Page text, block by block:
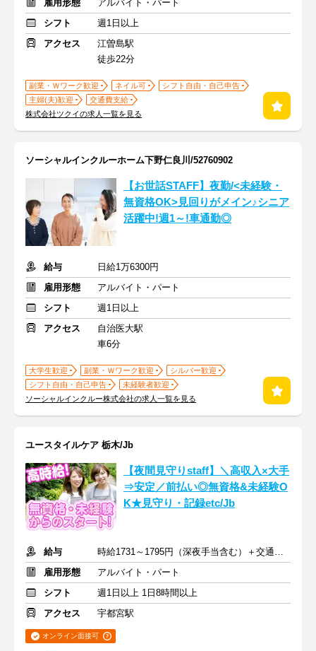
雇用形態
アルバイト・パート
シフト
週1日以上
アクセス
江曽島駅
徒歩22分
副業・Ｗワーク歓迎 ネイル可
シフト自由・自己申告
主婦(夫)歓迎
交通費支給
株式会社ツクイの求人一覧を見る
ソーシャルインクルーホーム下野仁良川/52760902
【お世話STAFF】夜勤/<未経験・
無資格OK>見回りがメイン♪シニア
活躍中!週1～!車通勤◎
給与
日給1万6300円
雇用形態
アルバイト・パート
シフト
週1日以上
アクセス
自治医大駅
車6分
大学生歓迎 副業・Ｗワーク歓迎
シルバー歓迎
シフト自由・自己申告
未経験者歓迎
ソーシャルインクルー株式会社の求人一覧を見る
ユースタイルケア 栃木/Jb
【夜間見守りstaff】＼高収入×大手
⇒安定／前払い◎無資格&未経験O
K★見守り・記録etc/Jb
給与
時給1731～1795円（深夜手当含む）＋交通費支給
雇用形態
アルバイト・パート
シフト
週1日以上 1日8時間以上
アクセス
宇都宮駅
オンライン面接可